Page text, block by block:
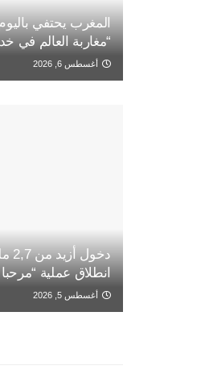
المغرب يحتفي
“مغاربة العالم في
أغسطس 6, 2026
انطلاق عملية “مرحبا
أغسطس 5, 2026